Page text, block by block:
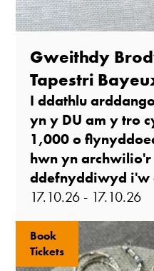
Gweithdy
Tapestri
I ddathlu
yn y DU am y tro
1,000 o
hwn yn
ddefnyddiwyd i'w
17.10.26 - 17.10.26
Book
Tickets